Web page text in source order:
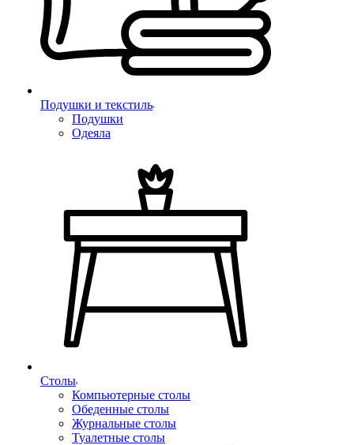
Подушки и текстиль
Подушки
Одеяла
Столы
Компьютерные столы
Обеденные столы
Журнальные столы
Туалетные столы